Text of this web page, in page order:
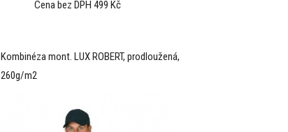
Cena bez DPH 499 Kč
Kombinéza mont. LUX ROBERT, prodloužená,
260g/m2